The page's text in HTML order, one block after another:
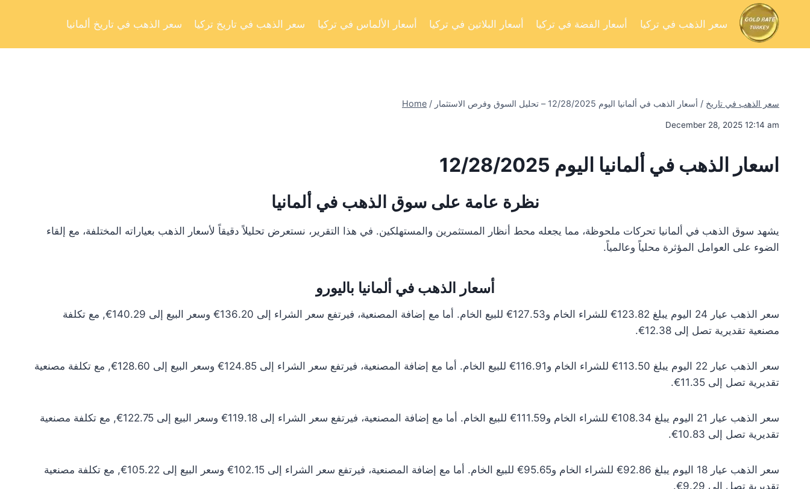
سعر الذهب في تاريخ ألمانيا سعر الذهب في تاريخ تركيا أسعار الألماس في تركيا أسعار البلاتين في تركيا أسعار الفضة في تركيا سعر الذهب في تركيا
Home / سعر الذهب في تاريخ / أسعار الذهب في ألمانيا اليوم 12/28/2025 – تحليل السوق وفرص الاستثمار
December 28, 2025 12:14 am
اسعار الذهب في ألمانيا اليوم 12/28/2025
نظرة عامة على سوق الذهب في ألمانيا
يشهد سوق الذهب في ألمانيا تحركات ملحوظة، مما يجعله محط أنظار المستثمرين والمستهلكين. في هذا التقرير، نستعرض تحليلاً دقيقاً لأسعار الذهب بعياراته المختلفة، مع إلقاء
الضوء على العوامل المؤثرة محلياً وعالمياً.
أسعار الذهب في ألمانيا باليورو
سعر الذهب عيار 24 اليوم يبلغ 123.82€ للشراء الخام و127.53€ للبيع الخام. أما مع إضافة المصنعية، فيرتفع سعر الشراء إلى 136.20€ وسعر البيع إلى 140.29€, مع تكلفة
مصنعية تقديرية تصل إلى 12.38€.
سعر الذهب عيار 22 اليوم يبلغ 113.50€ للشراء الخام و116.91€ للبيع الخام. أما مع إضافة المصنعية، فيرتفع سعر الشراء إلى 124.85€ وسعر البيع إلى 128.60€, مع تكلفة مصنعية
تقديرية تصل إلى 11.35€.
سعر الذهب عيار 21 اليوم يبلغ 108.34€ للشراء الخام و111.59€ للبيع الخام. أما مع إضافة المصنعية، فيرتفع سعر الشراء إلى 119.18€ وسعر البيع إلى 122.75€, مع تكلفة مصنعية
تقديرية تصل إلى 10.83€.
سعر الذهب عيار 18 اليوم يبلغ 92.86€ للشراء الخام و95.65€ للبيع الخام. أما مع إضافة المصنعية، فيرتفع سعر الشراء إلى 102.15€ وسعر البيع إلى 105.22€, مع تكلفة مصنعية
تقديرية تصل إلى 9.29€.